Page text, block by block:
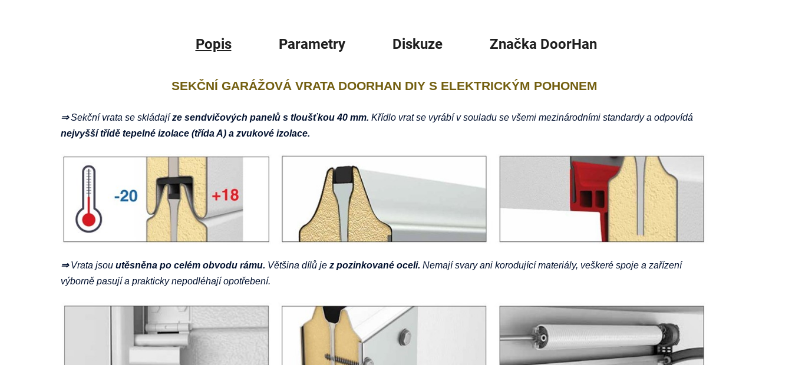
Popis Parametry Diskuze Značka DoorHan
SEKČNÍ GARÁŽOVÁ VRATA DOORHAN DIY S ELEKTRICKÝM POHONEM
⇒Sekční vrata se skládajíze sendvičových panelů s tloušťkou 40 mm. Křídlo vrat se vyrábí v souladu se všemi mezinárodními standardy a odpovídá
nejvyšší třídě tepelné izolace (třída A) a zvukové izolace.
⇒Vrata jsou utěsněna po celém obvodu rámu. Většina dílů je z pozinkované oceli. Nemají svary ani korodující materiály, veškeré spoje a zařízení
výborně pasují a prakticky nepodléhají opotřebení.